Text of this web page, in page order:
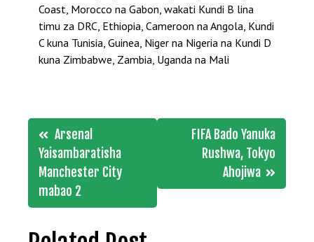
Coast, Morocco na Gabon, wakati Kundi B lina
timu za DRC, Ethiopia, Cameroon na Angola, Kundi
C kuna Tunisia, Guinea, Niger na Nigeria na Kundi D
kuna Zimbabwe, Zambia, Uganda na Mali
Post
navigation
Arsenal
Yaisambaratisha
Manchester City
mabao 2
FIFA Bado Yanuka
Rushwa, Tokyo
Ahojiwa